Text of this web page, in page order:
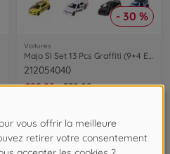
- 30 %
Voitures
212054040
€22.99 €32.99